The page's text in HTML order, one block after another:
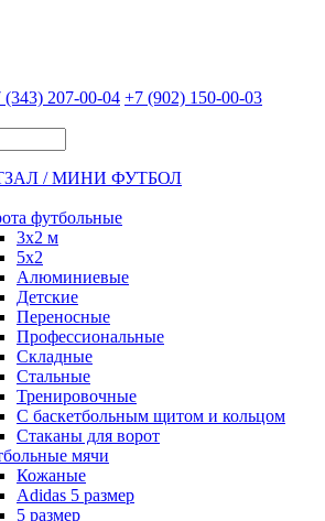
(343) 207-00-04 +7 (902) 150-00-03
/ МИНИ ФУТБОЛ
футбольные
3х2 м
5х2
Алюминиевые
Детские
Переносные
Профессиональные
Складные
Стальные
Тренировочные
С баскетбольным щитом и кольцом
Стаканы для ворот
мячи
Кожаные
Adidas 5 размер
5 размер